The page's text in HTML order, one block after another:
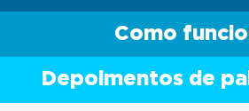
Como
Depoimentos de